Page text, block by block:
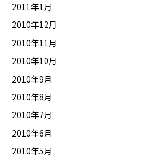
2011年1月
2010年12月
2010年11月
2010年10月
2010年9月
2010年8月
2010年7月
2010年6月
2010年5月